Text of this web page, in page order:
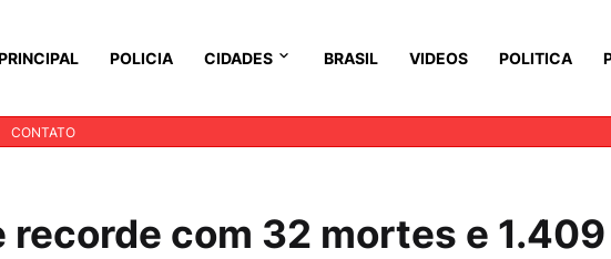
POLICIA CIDADES BRASIL VIDEOS POLITICA
CONTATO
recorde com 32 mortes e